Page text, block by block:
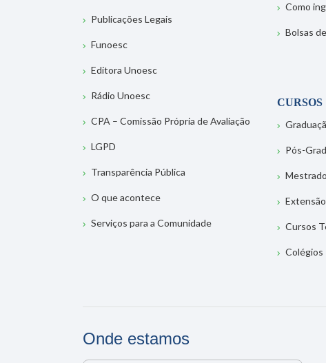
Publicações Legais
Funoesc
Editora Unoesc
Rádio Unoesc
CPA – Comissão Própria de Avaliação
LGPD
Transparência Pública
O que acontece
Serviços para a Comunidade
Como
Bolsas
CURSOS
Pós-
Extensão
Cursos
Colégios
Onde estamos